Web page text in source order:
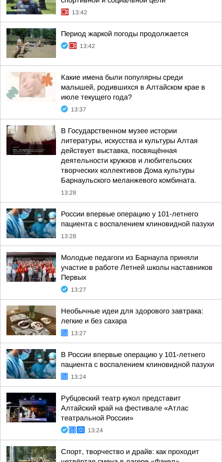
13:42
Период жаркой погоды продолжается
13:42
Какие имена были популярны среди
малышей, родившихся в Алтайском крае в
июле текущего года?
13:37
В Государственном музее истории
литературы, искусства и культуры Алтая
действует выставка, посвящённая
деятельности кружков и любительских
творческих коллективов Дома культуры
Барнаульского меланжевого комбината.
13:28
России впервые операцию у 101-летнего
пациента с воспалением клиновидной пазухи
13:28
Молодые педагоги из Барнаула приняли
участие в работе Летней школы наставников
Первых
13:27
Необычные идеи для здорового завтрака:
легкие и без сахара
13:27
В России впервые операцию у 101-летнего
пациента с воспалением клиновидной пазухи
13:24
Рубцовский театр кукол представит
Алтайский край на фестивале «Атлас
театральной России»
13:24
Спорт, творчество и драйв: как проходит